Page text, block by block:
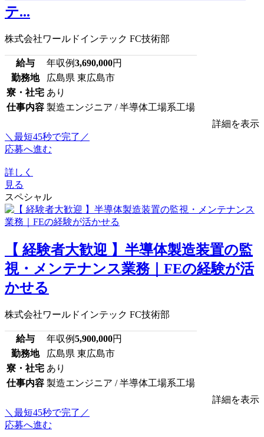
テ...
株式会社ワールドインテック FC技術部
給与 年収例3,690,000円
勤務地
広島県 東広島市
寮・社宅 あり
仕事内容 製造エンジニア / 半導体工場系工場
詳細を表示
＼最短45秒で完了／
応募へ進む
詳しく
見る
スペシャル
【 経験者大歓迎 】半導体製造装置の監
視・メンテナンス業務｜FEの経験が活
かせる
株式会社ワールドインテック FC技術部
給与 年収例5,900,000円
勤務地
広島県 東広島市
寮・社宅 あり
仕事内容 製造エンジニア / 半導体工場系工場
詳細を表示
＼最短45秒で完了／
応募へ進む